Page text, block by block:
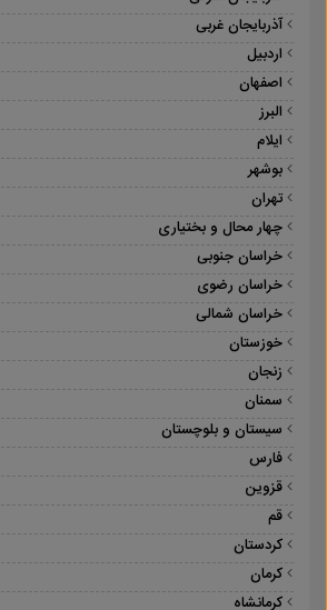
آذربایجان غربی
اردبیل
اصفهان
البرز
ایلام
بوشهر
تهران
چهار محال و بختیاری
خراسان جنوبی
خراسان رضوی
خراسان شمالی
خوزستان
زنجان
سمنان
سیستان و بلوچستان
فارس
قزوین
قم
کردستان
کرمان
کرمانشاه